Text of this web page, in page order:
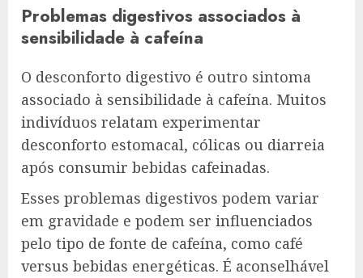
Problemas digestivos associados à
sensibilidade à cafeína
O desconforto digestivo é outro sintoma
associado à sensibilidade à cafeína. Muitos
indivíduos relatam experimentar
desconforto estomacal, cólicas ou diarreia
após consumir bebidas cafeinadas.
Esses problemas digestivos podem variar
em gravidade e podem ser influenciados
pelo tipo de fonte de cafeína, como café
versus bebidas energéticas. É aconselhável